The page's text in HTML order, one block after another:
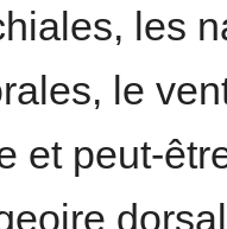
les
le
et peut-